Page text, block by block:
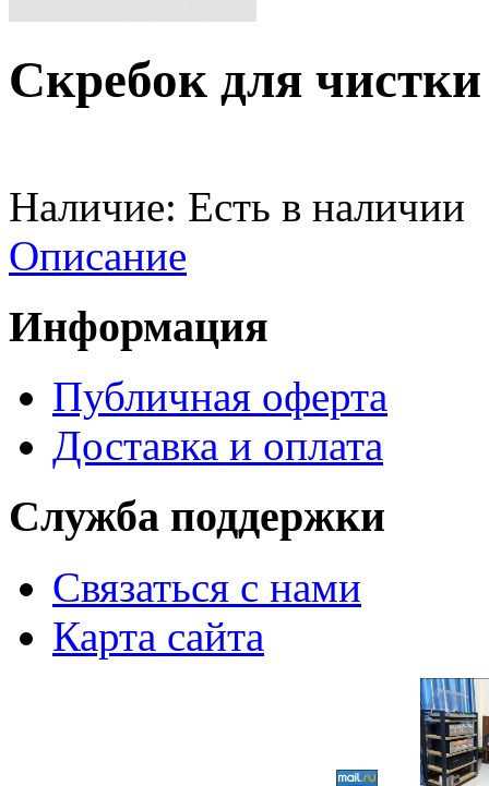
Скребок для чистки
Наличие: Есть в наличии
Описание
Информация
Публичная оферта
Доставка и оплата
Служба поддержки
Связаться с нами
Карта сайта